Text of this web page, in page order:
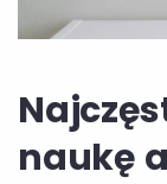
naukę